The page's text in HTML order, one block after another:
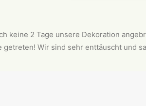
keine 2 Tage unsere Dekoration
getreten! Wir sind sehr enttäuscht und